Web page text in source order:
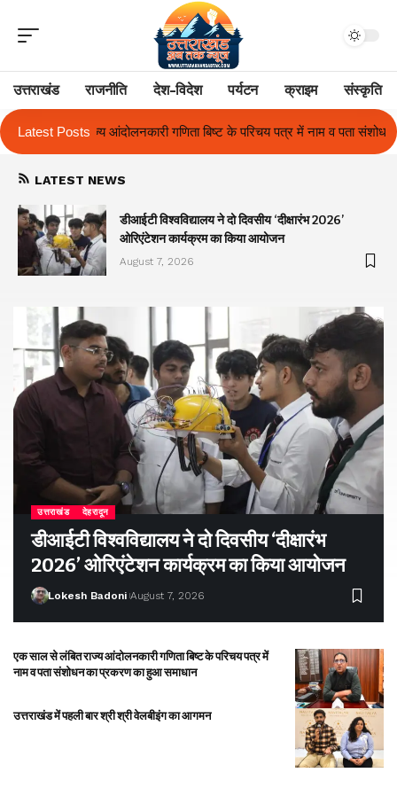
उत्तराखंड राजनीति देश-विदेश पर्यटन क्राइम संस्कृति
Latest Posts
के परिचय पत्र में नाम व पता संशोधन का प्रकरण का हुआ समाधान
LATEST NEWS
डीआईटी विश्वविद्यालय ने दो दिवसीय ‘दीक्षारंभ 2026’
ओरिएंटेशन कार्यक्रम का किया आयोजन
August 7, 2026
उत्तराखंड देहरादून
डीआईटी विश्वविद्यालय ने दो दिवसीय ‘दीक्षारंभ
2026’ ओरिएंटेशन कार्यक्रम का किया आयोजन
Lokesh Badoni August 7, 2026
एक साल से लंबित राज्य आंदोलनकारी गणिता बिष्ट के परिचय पत्र में
नाम व पता संशोधन का प्रकरण का हुआ समाधान
उत्तराखंड में पहली बार श्री श्री वेलबीइंग का आगमन